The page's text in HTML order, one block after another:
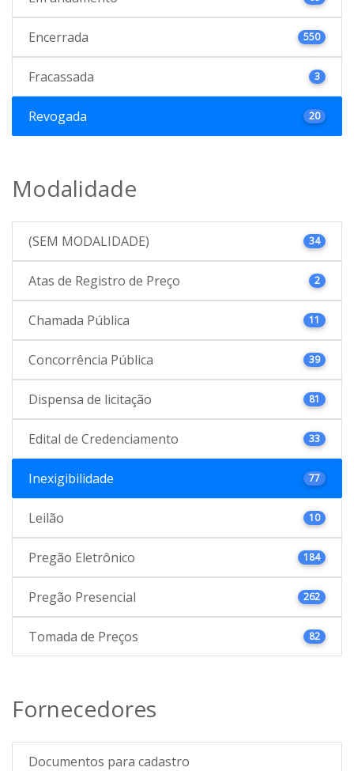
Encerrada 550
Fracassada 3
Revogada 20
Modalidade
(SEM MODALIDADE) 34
Atas de Registro de Preço 2
Chamada Pública 11
Concorrência Pública 39
Dispensa de licitação 81
Edital de Credenciamento 33
Inexigibilidade 77
Leilão 10
Pregão Eletrônico 184
Pregão Presencial 262
Tomada de Preços 82
Fornecedores
Documentos para cadastro